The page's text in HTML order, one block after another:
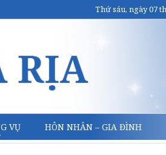
Thứ sáu, ngày 07
VỤ HÔN NHÂN – GIA ĐÌNH